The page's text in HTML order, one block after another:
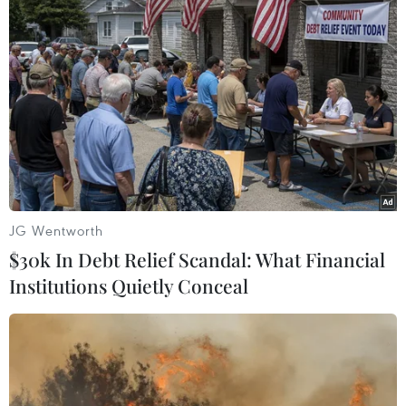
Nghệ An
Theo dõi VietnamPlus
TIN LIÊN QUAN
JG Wentworth
$30k In Debt Relief Scandal: What Financial
Institutions Quietly Conceal